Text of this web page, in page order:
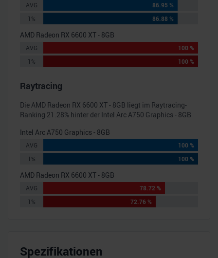
AVG
86.95 %
1%
86.88 %
AMD Radeon RX 6600 XT - 8GB
AVG
100 %
1%
100 %
Raytracing
DieAMD Radeon RX 6600 XT - 8GB liegt im Raytracing-
Ranking 21.28% hinter der Intel Arc A750 Graphics - 8GB
Intel Arc A750 Graphics - 8GB
AVG
100 %
1%
100 %
AMD Radeon RX 6600 XT - 8GB
AVG
78.72 %
1%
72.76 %
Spezifikationen